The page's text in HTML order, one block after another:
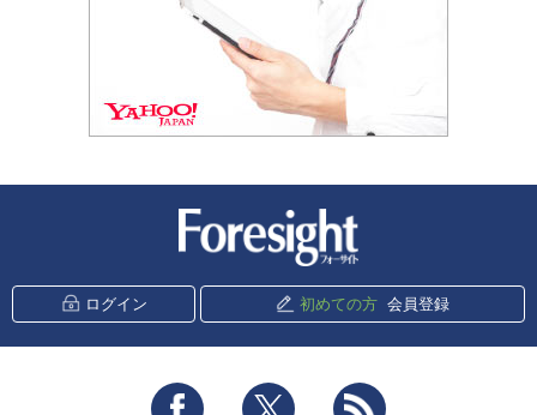
ログイン 初めての方 会員登録
Facebook Twitter